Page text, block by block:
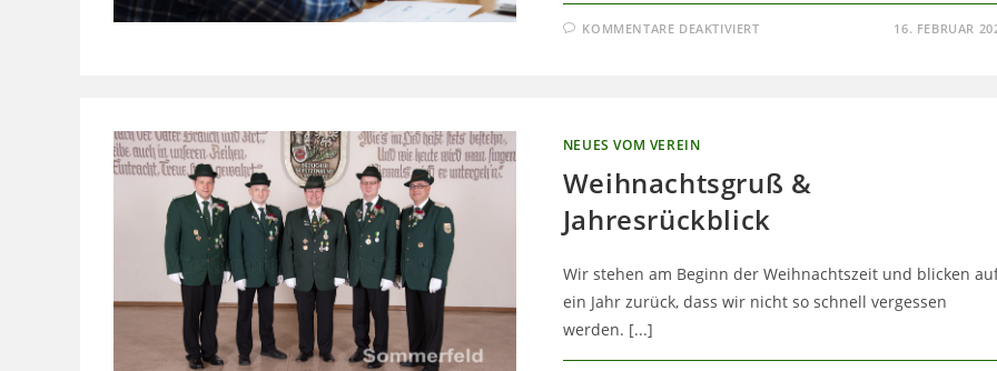
KOMMENTARE DEAKTIVIERTFÜR 16. FEBRUAR
NEUES VOM VEREIN
Weihnachtsgruß &
Jahresrückblick
Wir stehen am Beginn der Weihnachtszeit und blicken
ein Jahr zurück, dass wir nicht so schnell vergessen
werden. [...]